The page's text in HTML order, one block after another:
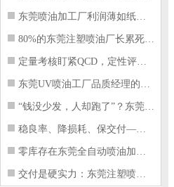
东莞喷油加工厂利润薄如纸？这四项基本
80%的东莞注塑喷油厂长累死累活，利
定量考核盯紧QCD，定性评价看好配合
东莞UV喷油工厂品质经理的四项核心管
“钱没少发，人却跑了”？东莞注塑喷油
稳良率、降损耗、保交付——东莞这家U
零库存在东莞全自动喷油加工厂不可行的
交付是硬实力：东莞注塑喷油厂如何用齐